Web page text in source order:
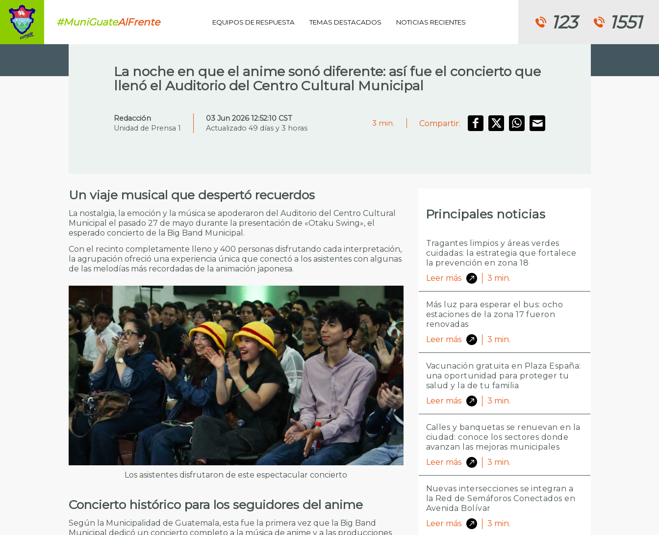
EQUIPOS DE RESPUESTA TEMAS DESTACADOS NOTICIAS RECIENTES 123 1551
#MuniGuateAlFrente
La noche en que el anime sonó diferente: así fue el concierto que
llenó el Auditorio del Centro Cultural Municipal
Redacción
Unidad de Prensa 1
03 Jun 2026 12:52:10 CST
Actualizado 49 días y 3 horas
3 min. Compartir:
Un viaje musical que despertó recuerdos
La nostalgia, la emoción y la música se apoderaron del Auditorio del Centro Cultural
Municipal el pasado 27 de mayo durante la presentación de «Otaku Swing», el
esperado concierto de la Big Band Municipal.
Con el recinto completamente lleno y 400 personas disfrutando cada interpretación,
la agrupación ofreció una experiencia única que conectó a los asistentes con algunas
de las melodías más recordadas de la animación japonesa.
Los asistentes disfrutaron de este espectacular concierto
Concierto histórico para los seguidores del anime
Según la Municipalidad de Guatemala, esta fue la primera vez que la Big Band
Municipal dedicó un concierto completo a la música de anime y a las producciones
Principales noticias
Tragantes limpios y áreas verdes
cuidadas: la estrategia que fortalece
la prevención en zona 18
Leer más
3 min.
Más luz para esperar el bus: ocho
estaciones de la zona 17 fueron
renovadas
Leer más
3 min.
Vacunación gratuita en Plaza España:
una oportunidad para proteger tu
salud y la de tu familia
Leer más
3 min.
Calles y banquetas se renuevan en la
ciudad: conoce los sectores donde
avanzan las mejoras municipales
Leer más
3 min.
Nuevas intersecciones se integran a
la Red de Semáforos Conectados en
Avenida Bolívar
Leer más
3 min.